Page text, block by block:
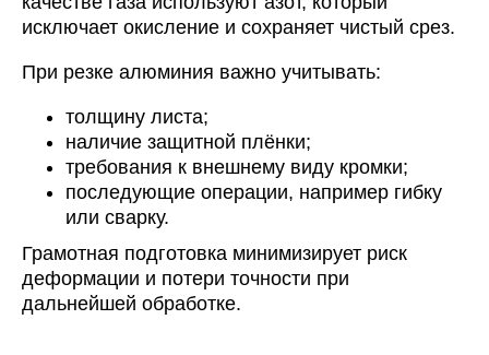
исключает окисление и сохраняет чистый срез.
При резке алюминия важно учитывать:
толщину листа;
наличие защитной плёнки;
требования к внешнему виду кромки;
последующие операции, например гибку
или сварку.
Грамотная подготовка минимизирует риск
деформации и потери точности при
дальнейшей обработке.